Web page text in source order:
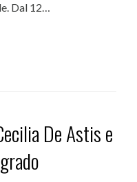
Dal 12…
De Astis e